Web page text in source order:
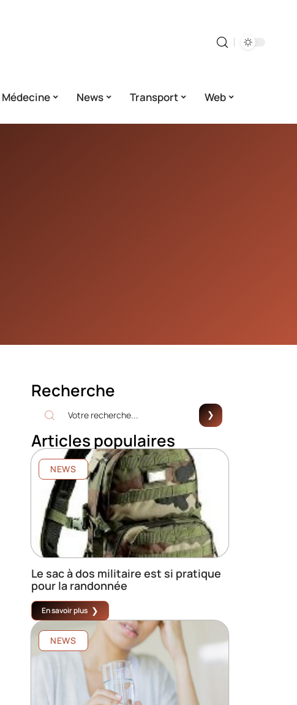
Médecine News Transport Web
Recherche
Articles populaires
NEWS
Le sac à dos militaire est si pratique
pour la randonnée
En savoir plus
NEWS